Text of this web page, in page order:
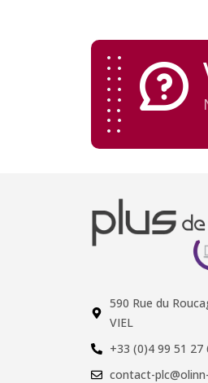
590 Rue du
VIEL
+33 (0)4 99 51 27
contact-